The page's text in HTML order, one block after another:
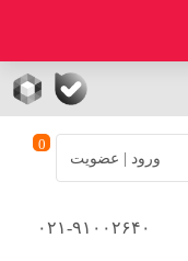
ورود | عضویت
0
۰۲۱-۹۱۰۰۲۶۴۰